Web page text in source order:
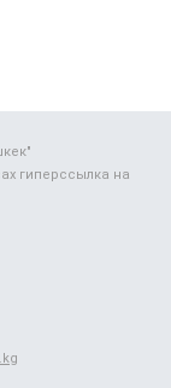
гиперссылка на